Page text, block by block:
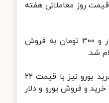
روز معاملاتی هفته
بهای هر دلار آمریکا در ساعت ۱۴ امروز در صرافی‌های بانکی با رقم ۲۰ هزار و ۳۰۰ تومان به فروش
همچنین برای فروش هر یورو رقم ۲۳ هزار و ۳۰۰ تومان بر تابلوها ثبت و خرید یورو نیز با قیمت ۲۲
۷۰۰ تومانی میان قیمت خرید و فروش یورو و دلار